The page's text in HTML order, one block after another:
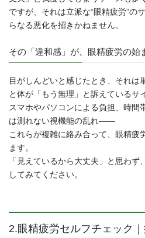
ですが、それは立派な“眼精疲労”の
らなる悪化を招きかねません。
その「違和感」が、眼精疲労の始
目がしんどいと感じたとき、それは
と体が「もう無理」と訴えているサ
スマホやパソコンによる負担、時間
は測れない視機能の乱れ――
これらが複雑に絡み合って、眼精疲
ます。
「見えているから大丈夫」と思わ
してみてください。
2.眼精疲労セルフチェック